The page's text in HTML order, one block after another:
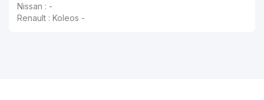
Nissan : -
Renault : Koleos -